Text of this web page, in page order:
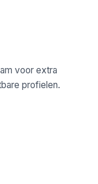
voor extra
profielen.